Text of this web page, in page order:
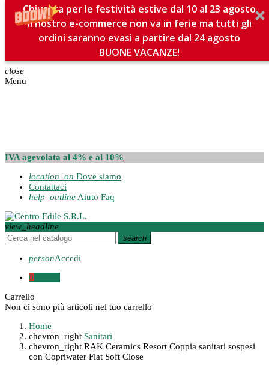
Chiusura per le festività estive dal 10 al 23 agosto
Il nostro e-commerce non va in ferie ma tutti gli
ordini saranno evasi a partire dal 24 agosto
BUONE VACANZE!
close
Menu
IVA agevolata al 4% e al 10%
location_on Dove siamo
Contattaci
help_outline Aiuto Faq
view_headline
search
personAccedi
0
Carrello
Non ci sono più articoli nel tuo carrello
Home
chevron_right Sanitari
chevron_right RAK Ceramics Resort Coppia sanitari sospesi
con Copriwater Flat Soft Close